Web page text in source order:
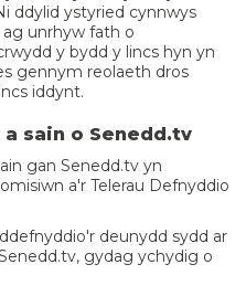
ddylid ystyried cynnwys
unrhyw fath o
y bydd y lincs hyn yn
gennym reolaeth dros
iddynt.
sain o Senedd.tv
gan Senedd.tv yn
a'r Telerau Defnyddio
deunydd sydd ar
gydag ychydig o